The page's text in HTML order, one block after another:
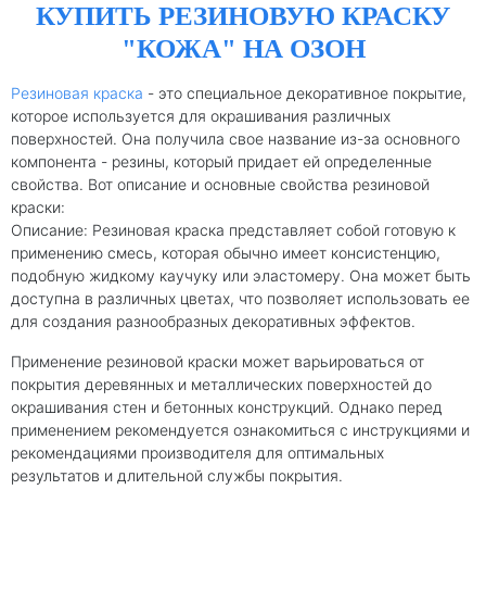
КУПИТЬ РЕЗИНОВУЮ КРАСКУ
"КОЖА" НА ОЗОН
Резиновая краска - это специальное декоративное покрытие,
которое используется для окрашивания различных
поверхностей. Она получила свое название из-за основного
компонента - резины, который придает ей определенные
свойства. Вот описание и основные свойства резиновой
краски:
Описание: Резиновая краска представляет собой готовую к
применению смесь, которая обычно имеет консистенцию,
подобную жидкому каучуку или эластомеру. Она может быть
доступна в различных цветах, что позволяет использовать ее
для создания разнообразных декоративных эффектов.
Применение резиновой краски может варьироваться от
покрытия деревянных и металлических поверхностей до
окрашивания стен и бетонных конструкций. Однако перед
применением рекомендуется ознакомиться с инструкциями и
рекомендациями производителя для оптимальных
результатов и длительной службы покрытия.